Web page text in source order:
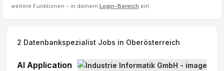
weitere Funktionen – in deinem Login-Bereich ein.
2 Datenbankspezialist Jobs in Oberösterreich
AI Application